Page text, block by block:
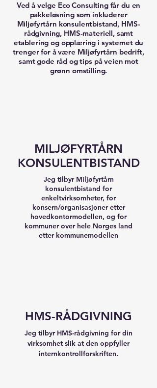
Ved å velge Eco Consulting får du en
pakkeløsning som inkluderer
Miljøfyrtårn konsulentbistand, HMS-
rådgivning, HMS-materiell, samt
etablering og opplæring i systemet du
trenger for å være Miljøfyrtårn bedrift,
samt gode råd og tips på veien mot
grønn omstilling.
MILJØFYRTÅRN
KONSULENTBISTAND
Jeg tilbyr Miljøfyrtårn
konsulentbistand for
enkeltvirksomheter, for
konsern/organisasjoner etter
hovedkontormodellen, og for
kommuner over hele Norges land
etter kommunemodellen
HMS-RÅDGIVNING
Jeg tilbyr HMS-rådgivning for din
virksomhet slik at den oppfyller
internkontrollforskriften.